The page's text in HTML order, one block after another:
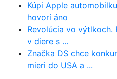
Kúpi Apple
hovorí áno
Revolúcia vo
v diere s ...
Značka DS chce
mieri do USA a ...